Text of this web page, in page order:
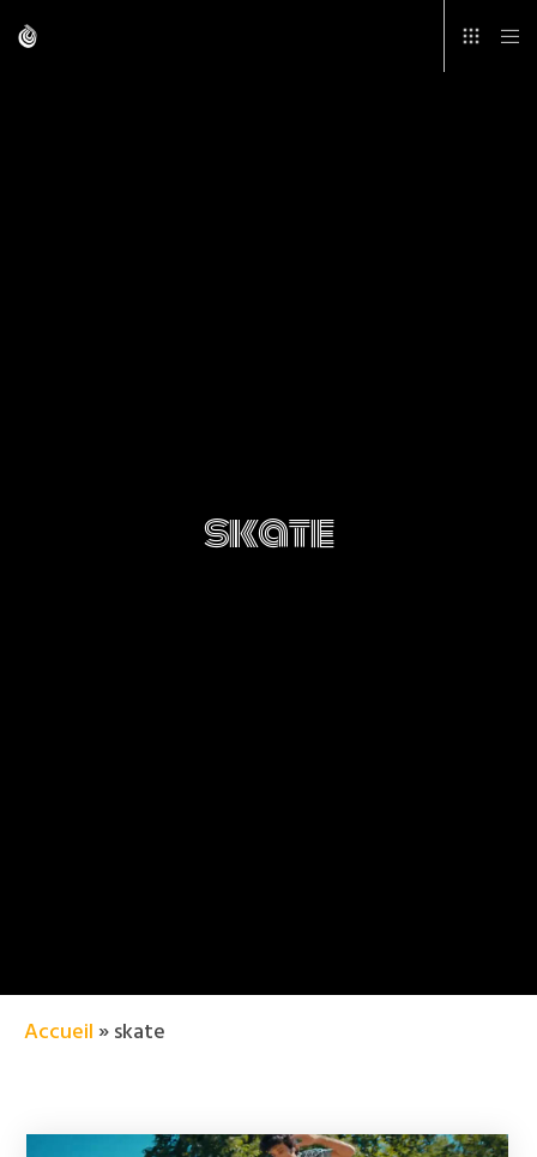
skate
Accueil »skate